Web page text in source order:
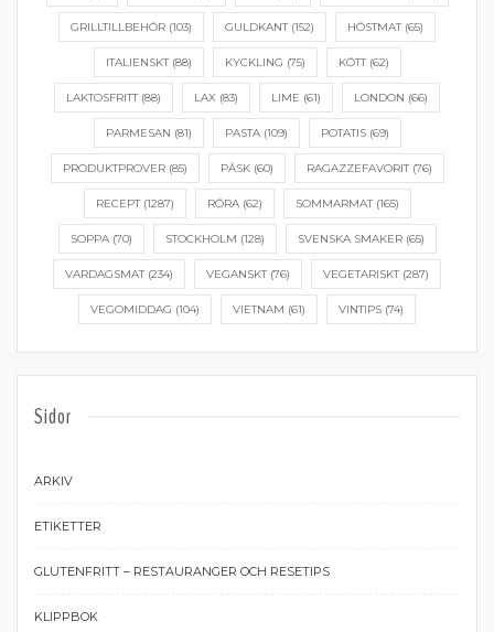
GRILLTILLBEHÖR (103) GULDKANT(152) HÖSTMAT(65)
ITALIENSKT(88) KYCKLING (75) KÖTT(62)
LAKTOSFRITT(88) LAX (83) LIME (61) LONDON (66)
PARMESAN (81) PASTA(109) POTATIS(69)
PRODUKTPROVER(85) PÅSK(60) RAGAZZEFAVORIT(76)
RECEPT(1287) RÖRA(62) SOMMARMAT(165)
SOPPA(70) STOCKHOLM (128) SVENSKA SMAKER(65)
VARDAGSMAT(234) VEGANSKT(76) VEGETARISKT(287)
VEGOMIDDAG (104) VIETNAM (61) VINTIPS (74)
Sidor
ARKIV
ETIKETTER
GLUTENFRITT – RESTAURANGER OCH RESETIPS
KLIPPBOK